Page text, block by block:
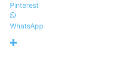
Pinterest
WhatsApp